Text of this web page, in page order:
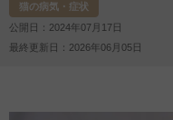
猫の病気・症状
公開日：2024年07月17日
最終更新日：2026年06月05日